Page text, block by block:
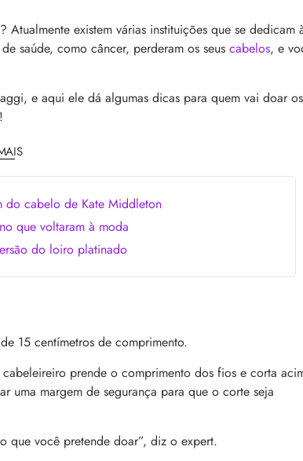
existem várias instituições que se dedicam
saúde, como câncer, perderam os seus cabelos, e
e aqui ele dá algumas dicas para quem vai doar os
do cabelo de Kate Middleton
que voltaram à moda
do loiro platinado
15 centímetros de comprimento.
prende o comprimento dos fios e corta
uma margem de segurança para que o corte seja
que você pretende doar”, diz o expert.
produtos
com a
Queda de cabelo masculina: causas,
e mais
A queda de cabelo masculina é um quadro
minimizá-lo. Descubra como, aqui!
mais
a foliculite
Bond Repair: o que é a tecnologia e como